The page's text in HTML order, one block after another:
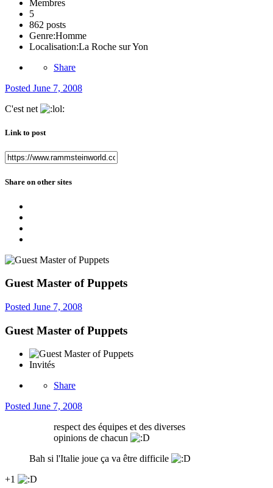
Membres
5
862 posts
Genre:Homme
Localisation:La Roche sur Yon
Share
Posted June 7, 2008
C'est net
Link to post
Share on other sites
Guest Master of Puppets
Posted June 7, 2008
Guest Master of Puppets
Invités
Share
Posted June 7, 2008
respect des équipes et des diverses
opinions de chacun
Bah si l'Italie joue ça va être difficile
+1